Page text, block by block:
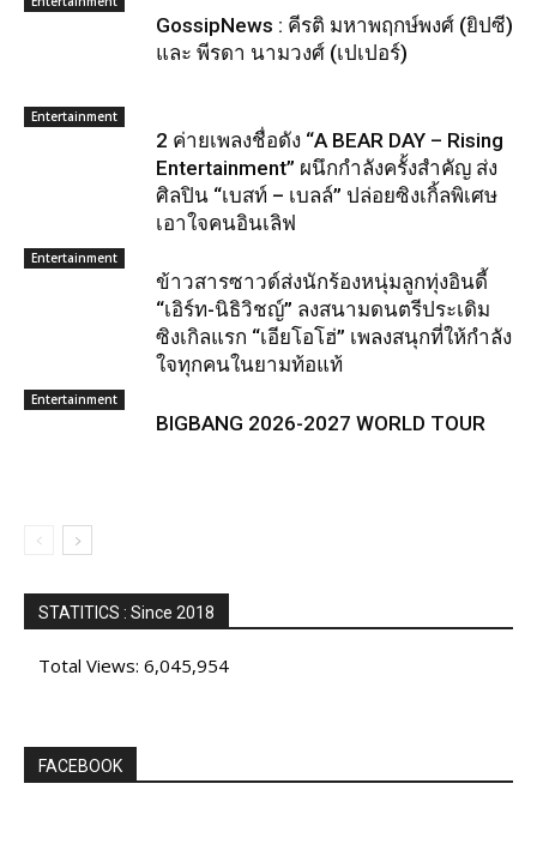
GossipNews : คีรติ มหาพฤกษ์พงศ์ (ยิปซี)
และ พีรดา นามวงศ์ (เปเปอร์)
Entertainment
2 ค่ายเพลงชื่อดัง “A BEAR DAY – Rising
Entertainment” ผนึกกำลังครั้งสำคัญ ส่ง
ศิลปิน “เบสท์ – เบลล์” ปล่อยซิงเกิ้ลพิเศษ
เอาใจคนอินเลิฟ
Entertainment
ข้าวสารซาวด์ส่งนักร้องหนุ่มลูกทุ่งอินดี้
“เอิร์ท-นิธิวิชญ์” ลงสนามดนตรีประเดิม
ซิงเกิลแรก “เอียโอโฮ่” เพลงสนุกที่ให้กำลัง
ใจทุกคนในยามท้อแท้
Entertainment
BIGBANG 2026-2027 WORLD TOUR
STATITICS : Since 2018
Total Views: 6,045,954
FACEBOOK